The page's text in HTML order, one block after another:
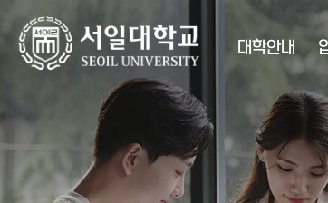
대학안내